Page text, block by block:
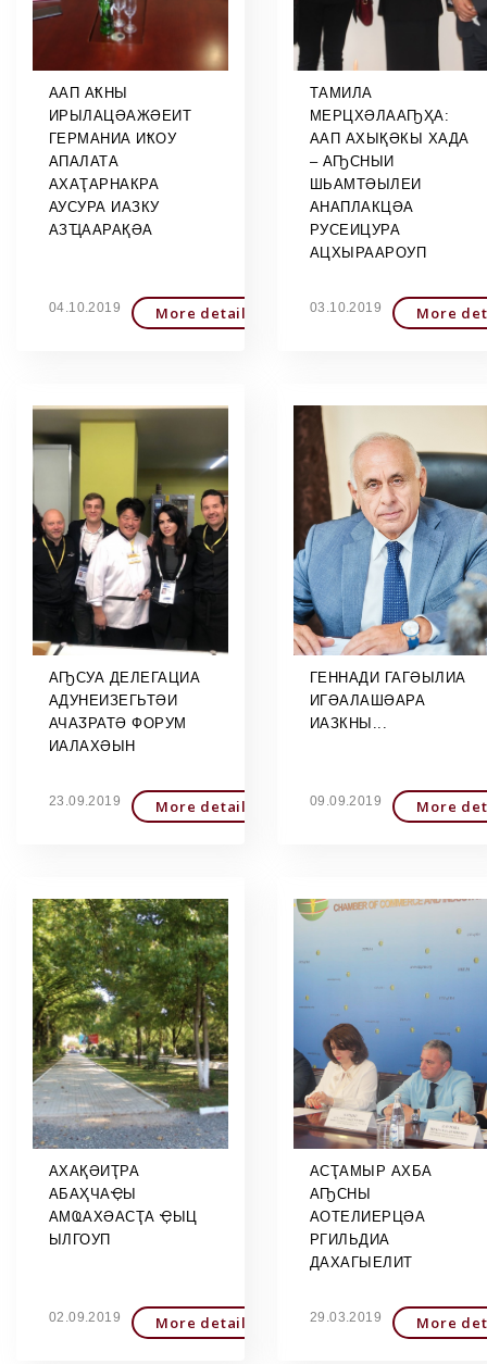
ААП АҞНЫ
ИРЫЛАЦӘАЖӘЕИТ
ГЕРМАНИА ИҞОУ
АПАЛАТА
АХАҬАРНАКРА
АУСУРА ИАЗКУ
АЗҴААРАҚӘА
04.10.2019 More detailed
ТАМИЛА
МЕРЦХӘЛААҦҲА:
ААП АХЫҚӘКЫ ХАДА
– АҦСНЫИ
ШЬАМТӘЫЛЕИ
АНАПЛАКЦӘА
РУСЕИЦУРА
АЦХЫРААРОУП
03.10.2019 More
АҦСУА ДЕЛЕГАЦИА
АДУНЕИЗЕГЬТӘИ
АЧАӠРАТӘ ФОРУМ
ИАЛАХӘЫН
23.09.2019 More detailed
ГЕННАДИ ГАГӘЫЛИА
ИГӘАЛАШӘАРА
ИАЗКНЫ...
09.09.2019 More
АХАҚӘИҬРА
АБАҲЧАҾЫ
АМҨАХӘАСҬА ҾЫЦ
ЫЛГОУП
02.09.2019 More detailed
АСҬАМЫР АХБА
АҦСНЫ
АОТЕЛИЕРЦӘА
РГИЛЬДИА
ДАХАГЫЕЛИТ
29.03.2019 More